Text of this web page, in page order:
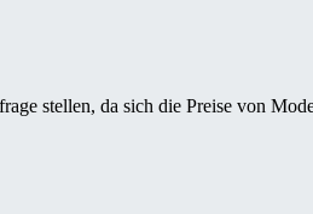
stellen, da sich die Preise von